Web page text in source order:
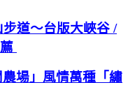
步道～台版大峽谷 /
農場」風情萬種「繡